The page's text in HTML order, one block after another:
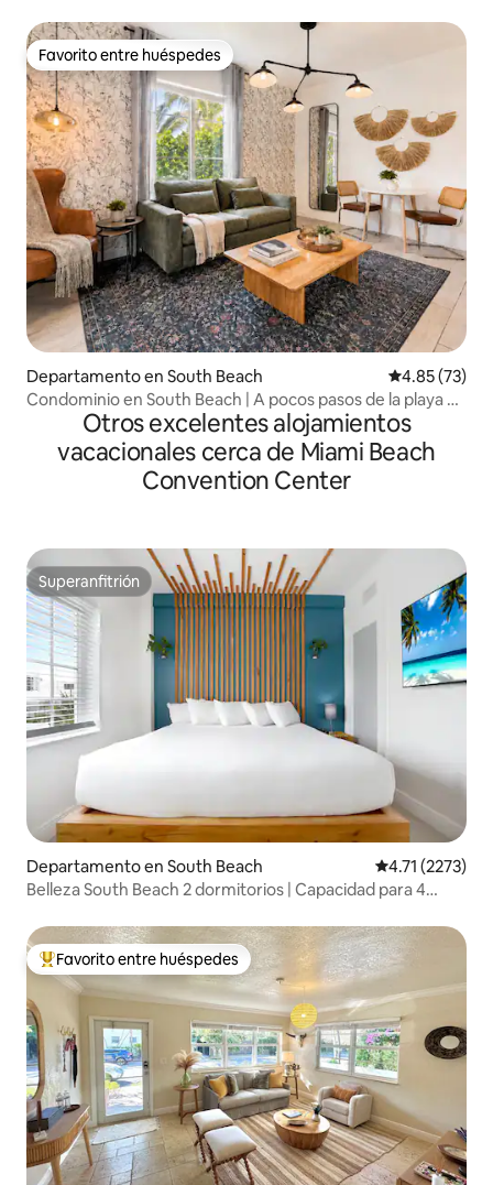
Favorito entre huéspedes
Favorito entre huéspedes
Departamento en South Beach Calificación
4.85 (73)
Condominio en South Beach | A pocos pasos de la playa y
del centro de convenciones
Otros excelentes alojamientos
vacacionales cerca de Miami Beach
Convention Center
Superanfitrión
Superanfitrión
Departamento en South Beach Calificación
4.71 (2273)
Belleza South Beach 2 dormitorios | Capacidad para 4
De los mejores en Favorito entre huéspedes
Favorito entre huéspedes